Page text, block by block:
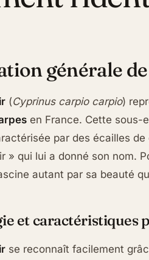
générale
(Cyprinus carpio carpio)
en France. Cette sous-
par des écailles
» qui lui a donné son nom.
autant par sa beauté
et caractéristiques
se reconnaît facilement